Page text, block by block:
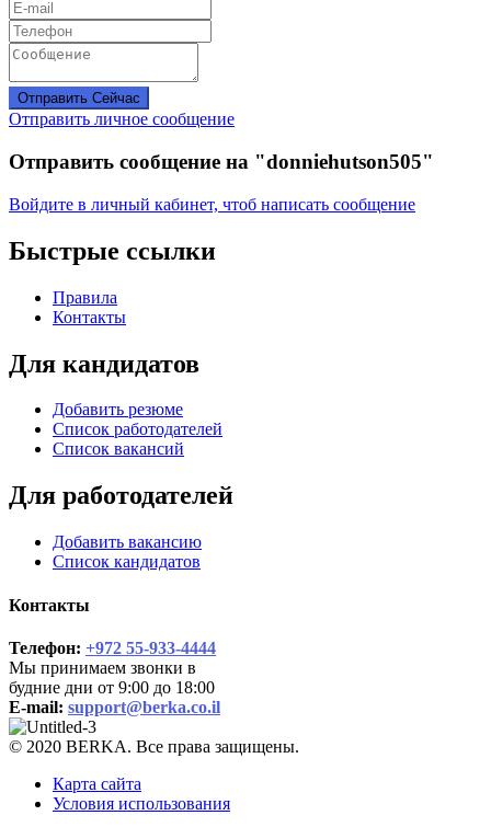
Отправить Сейчас
Отправить личное сообщение
Отправить сообщение на "donniehutson505"
Войдите в личный кабинет, чтоб написать сообщение
Быстрые ссылки
Правила
Контакты
Для кандидатов
Добавить резюме
Список работодателей
Список вакансий
Для работодателей
Добавить вакансию
Список кандидатов
Контакты
Телефон: +972 55-933-4444
Мы принимаем звонки в
будние дни от 9:00 до 18:00
E-mail: support@berka.co.il
© 2020 BERKA. Все права защищены.
Карта сайта
Условия использования